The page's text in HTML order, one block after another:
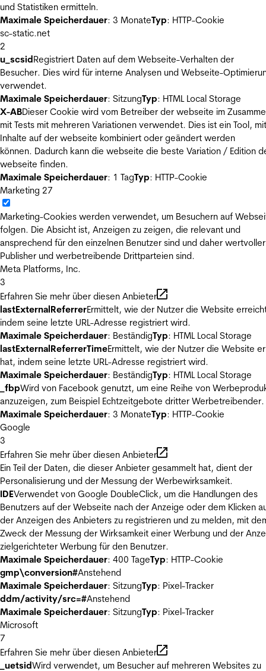
und Statistiken ermitteln.
Maximale Speicherdauer: 3 MonateTyp: HTTP-Cookie
sc-static.net
2
u_scsidRegistriert Daten auf dem Webseite-Verhalten der
Besucher. Dies wird für interne Analysen und Webseite-
verwendet.
Maximale Speicherdauer: SitzungTyp: HTML Local Storage
X-ABDieser Cookie wird vom Betreiber der webseite im
mit Tests mit mehreren Variationen verwendet. Dies ist ein Tool,
Inhalte auf der webseite kombiniert oder geändert werden
können. Dadurch kann die webseite die beste Variation / Edition
webseite finden.
Maximale Speicherdauer: 1 TagTyp: HTTP-Cookie
Marketing 27
Marketing-Cookies werden verwendet, um Besuchern auf
folgen. Die Absicht ist, Anzeigen zu zeigen, die relevant und
ansprechend für den einzelnen Benutzer sind und daher
Publisher und werbetreibende Drittparteien sind.
Meta Platforms, Inc.
3
Erfahren Sie mehr über diesen Anbieter
lastExternalReferrerErmittelt, wie der Nutzer die Website
indem seine letzte URL-Adresse registriert wird.
Maximale Speicherdauer: BeständigTyp: HTML Local Storage
lastExternalReferrerTimeErmittelt, wie der Nutzer die Website
hat, indem seine letzte URL-Adresse registriert wird.
Maximale Speicherdauer: BeständigTyp: HTML Local Storage
_fbpWird von Facebook genutzt, um eine Reihe von
anzuzeigen, zum Beispiel Echtzeitgebote dritter Werbetreibender.
Maximale Speicherdauer: 3 MonateTyp: HTTP-Cookie
Google
3
Erfahren Sie mehr über diesen Anbieter
Ein Teil der Daten, die dieser Anbieter gesammelt hat, dient der
Personalisierung und der Messung der Werbewirksamkeit.
IDEVerwendet von Google DoubleClick, um die Handlungen des
Benutzers auf der Webseite nach der Anzeige oder dem Klicken
der Anzeigen des Anbieters zu registrieren und zu melden, mit
Zweck der Messung der Wirksamkeit einer Werbung und der
zielgerichteter Werbung für den Benutzer.
Maximale Speicherdauer: 400 TageTyp: HTTP-Cookie
gmp\conversion#Anstehend
Maximale Speicherdauer: SitzungTyp: Pixel-Tracker
ddm/activity/src=#Anstehend
Maximale Speicherdauer: SitzungTyp: Pixel-Tracker
Microsoft
7
Erfahren Sie mehr über diesen Anbieter
_uetsidWird verwendet, um Besucher auf mehreren Websites zu